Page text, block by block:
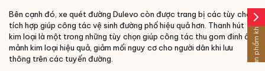
Bên cạnh đó, xe quét đường Dulevo còn được trang bị các tùy chọn
tích hợp giúp công tác vệ sinh đường phố hiệu quả hơn. Thanh hút
kim loại là một trong những tùy chọn giúp công tác thu gom đinh ốc,
mảnh kim loại hiệu quả, giảm mối nguy cơ cho người dân khi lưu
thông trên các tuyến đường.
arrow_forward_ios
Sản phẩm khác